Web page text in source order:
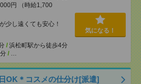
円 （時給1,700
し遠くても安心！
/ 浜松町駅から徒歩4分
/ …
気になる！
OK＊コスメの仕分け[派遣]